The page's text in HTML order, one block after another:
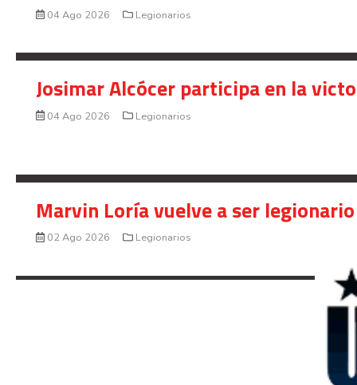
04 Ago 2026 Legionarios
Josimar Alcócer participa en la
04 Ago 2026 Legionarios
Marvin Loría vuelve a ser
02 Ago 2026 Legionarios